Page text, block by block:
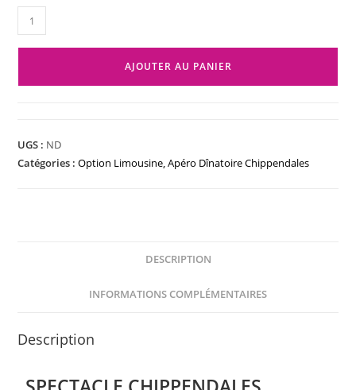
AJOUTER AU PANIER
UGS : ND
Catégories :Option Limousine,Apéro Dînatoire Chippendales
DESCRIPTION
INFORMATIONS COMPLÉMENTAIRES
Description